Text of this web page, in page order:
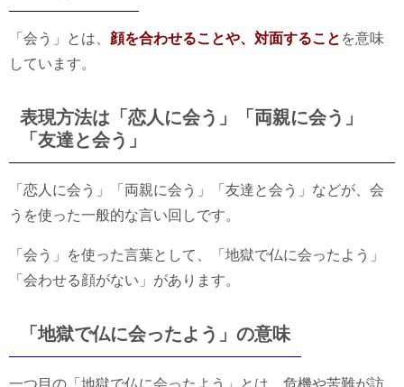
「会う」とは、 顔を合わせることや、対面すること を意味
しています。
表現方法は「恋人に会う」「両親に会う」
「友達と会う」
「恋人に会う」「両親に会う」「友達と会う」などが、会
うを使った一般的な言い回しです。
「会う」を使った言葉として、「地獄で仏に会ったよう」
「会わせる顔がない」があります。
「地獄で仏に会ったよう」の意味